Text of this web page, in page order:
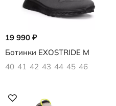
19 990 ₽
Ботинки EXOSTRIDE M
40 41 42 43 44 45 46